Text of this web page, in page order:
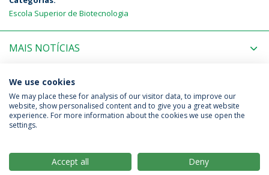
Escola Superior de Biotecnologia
MAIS NOTÍCIAS
PRÓXIMOS EVENTOS
Política de Privacidade
Termos & Condições
We use cookies
We may place these for analysis of our visitor data, to improve our
website, show personalised content and to give you a great website
experience. For more information about the cookies we use open the
settings.
Accept all Deny